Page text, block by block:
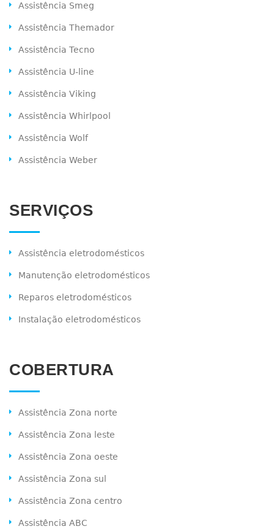
Assistência Smeg
Assistência Themador
Assistência Tecno
Assistência U-line
Assistência Viking
Assistência Whirlpool
Assistência Wolf
Assistência Weber
SERVIÇOS
Assistência eletrodomésticos
Manutenção eletrodomésticos
Reparos eletrodomésticos
Instalação eletrodomésticos
COBERTURA
Assistência Zona norte
Assistência Zona leste
Assistência Zona oeste
Assistência Zona sul
Assistência Zona centro
Assistência ABC